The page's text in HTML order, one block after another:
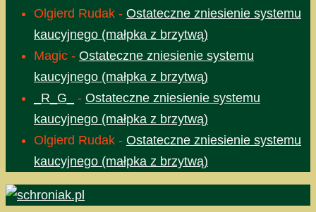
Olgierd Rudak - Ostateczne zniesienie systemu
kaucyjnego (małpka z brzytwą)
Magic - Ostateczne zniesienie systemu
kaucyjnego (małpka z brzytwą)
_R_G_
- Ostateczne zniesienie systemu
kaucyjnego (małpka z brzytwą)
Olgierd Rudak - Ostateczne zniesienie systemu
kaucyjnego (małpka z brzytwą)